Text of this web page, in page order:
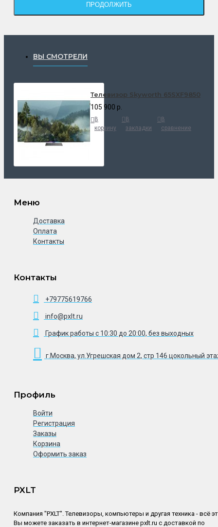
ПРОДОЛЖИТЬ
ВЫ СМОТРЕЛИ
Телевизор Skyworth 65SXF9850
105 900 р.
В
корзину
В
закладки
В
сравнение
Меню
Доставка
Оплата
Контакты
Контакты
+79775619766
info@pxlt.ru
График работы с 10:30 до 20:00, без выходных
г.Москва, ул.Угрешская дом 2, стр 146 цокольный
Профиль
Войти
Регистрация
Заказы
Корзина
Оформить заказ
PXLT
Компания "PXLT". Телевизоры, компьютеры и другая техника - всё
Вы можете заказать в интернет-магазине pxlt.ru с доставкой по